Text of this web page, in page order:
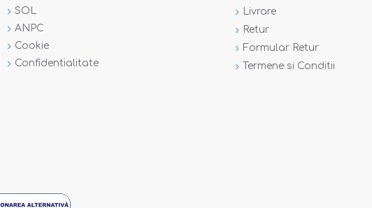
SOL
ANPC
Cookie
Confidentialitate
Livrare
Retur
Formular Retur
Termene si Conditii